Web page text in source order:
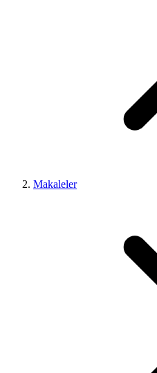
Makaleler